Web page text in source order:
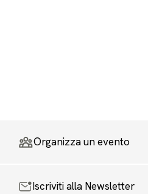
Organizza un evento
Iscriviti alla Newsletter